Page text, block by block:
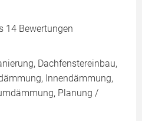
14 Bewertungen
Dachfenstereinbau,
Innendämmung,
Planung /